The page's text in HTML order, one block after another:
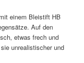
einem Bleistift HB
Auf den
etwas frech und
unrealistischer und